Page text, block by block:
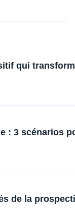
qui
: 3 scénarios
de la